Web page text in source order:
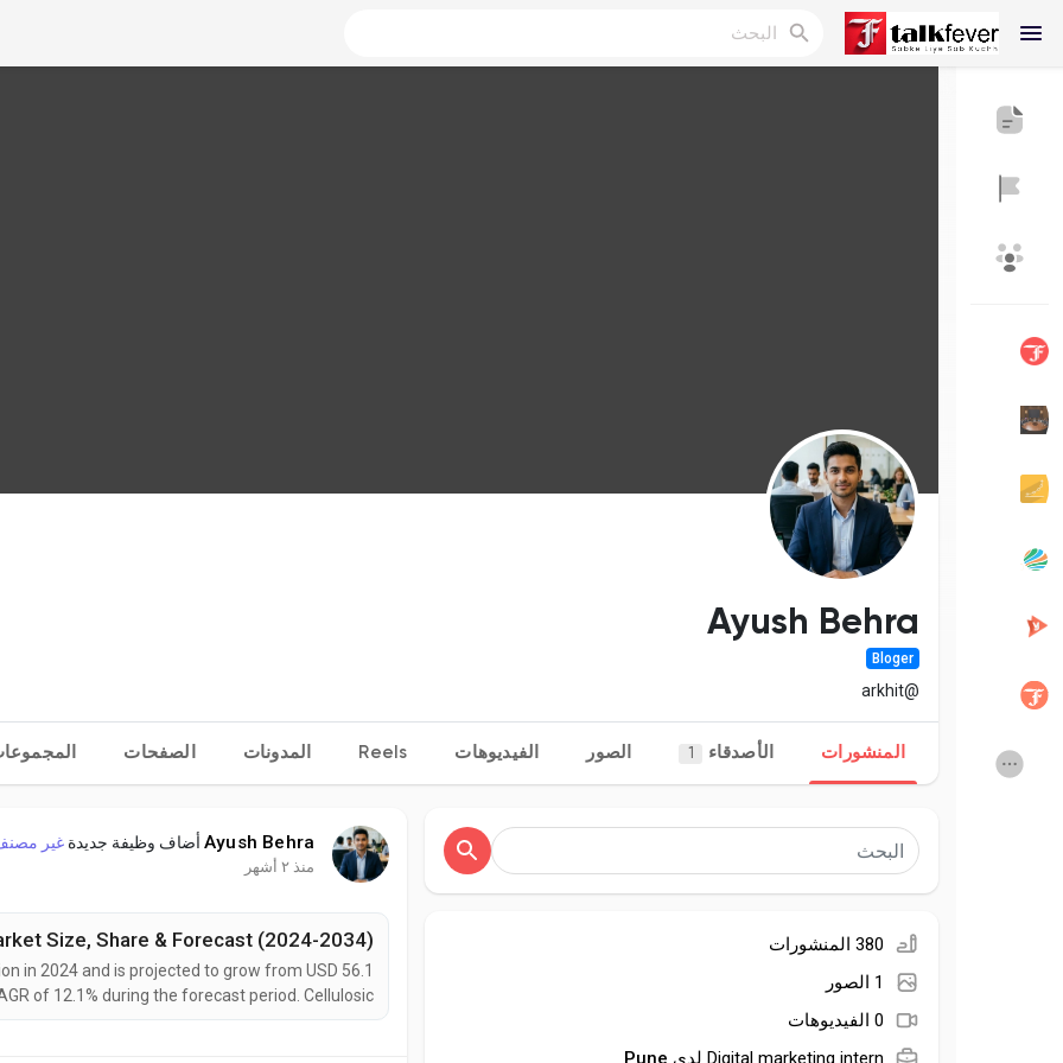
اكتشف الصفحات صفحات أُعجبت بها
المنشورات المشهورة اكتشف المشاركات
المطوريين
Equity & Investors
Ayush Behra
Bloger
@arkhit
المنشورات الأصدقاء 1 الصور الفيديوهات Reels المدونات الصفحات
380 المنشورات
1 الصور
0 الفيديوهات
Digital marketing intern لدى
Pune
Ayush Behra أضاف وظيفة جديدةغير
منذ ٢ أشهر
Size, Share & Forecast (2024-2034)
in 2024 and is projected to grow from USD 56.1
of 12.1% during the forecast period. Cellulosic
identical to conventional bioethanol but